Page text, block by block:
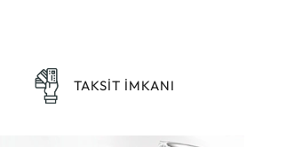
TAKSİT İMKANI